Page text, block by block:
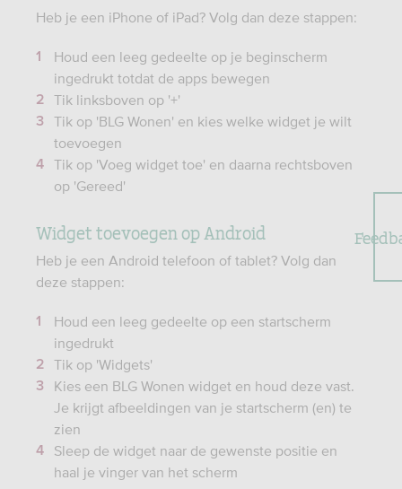
Heb je een iPhone of iPad? Volg dan deze stappen:
Houd een leeg gedeelte op je beginscherm
ingedrukt totdat de apps bewegen
Tik linksboven op '+'
Tik op 'BLG Wonen' en kies welke widget je wilt
toevoegen
Tik op 'Voeg widget toe' en daarna rechtsboven
op 'Gereed'
Widget toevoegen op Android
Heb je een Android telefoon of tablet? Volg dan
deze stappen:
Houd een leeg gedeelte op een startscherm
ingedrukt
Tik op 'Widgets'
Kies een BLG Wonen widget en houd deze vast.
Je krijgt afbeeldingen van je startscherm (en) te
zien
Sleep de widget naar de gewenste positie en
haal je vinger van het scherm